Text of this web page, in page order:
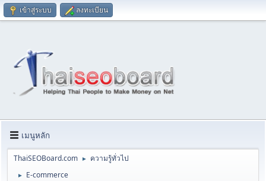
เข้าสู่ระบบ ลงทะเบียน
เมนูหลัก
ThaiSEOBoard.com ► ความรู้ทั่วไป
►
E-commerce